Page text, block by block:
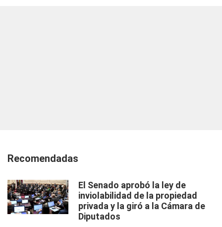
Recomendadas
El Senado aprobó la ley de
inviolabilidad de la propiedad
privada y la giró a la Cámara de
Diputados